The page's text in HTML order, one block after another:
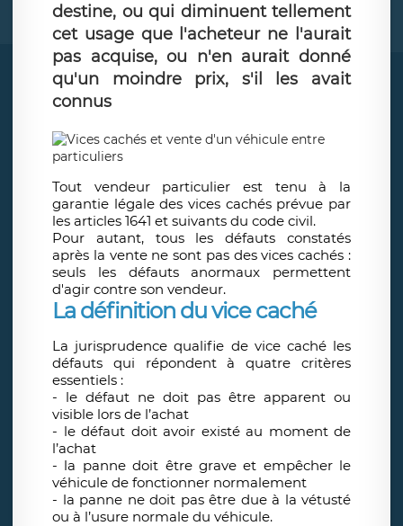
destine, ou qui diminuent tellement
cet usage que l'acheteur ne l'aurait
pas acquise, ou n'en aurait donné
qu'un moindre prix, s'il les avait
connus
Tout vendeur particulier est tenu à la
garantie légale des vices cachés prévue par
les articles 1641 et suivants du code civil.
Pour autant, tous les défauts constatés
après la vente ne sont pas des vices cachés :
seuls les défauts anormaux permettent
d'agir contre son vendeur.
La définition du vice caché
La jurisprudence qualifie de vice caché les
défauts qui répondent à quatre critères
essentiels :
- le défaut ne doit pas être apparent ou
visible lors de l’achat
- le défaut doit avoir existé au moment de
l’achat
- la panne doit être grave et empêcher le
véhicule de fonctionner normalement
- la panne ne doit pas être due à la vétusté
ou à l’usure normale du véhicule.